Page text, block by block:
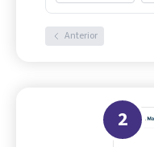
Anterior
2